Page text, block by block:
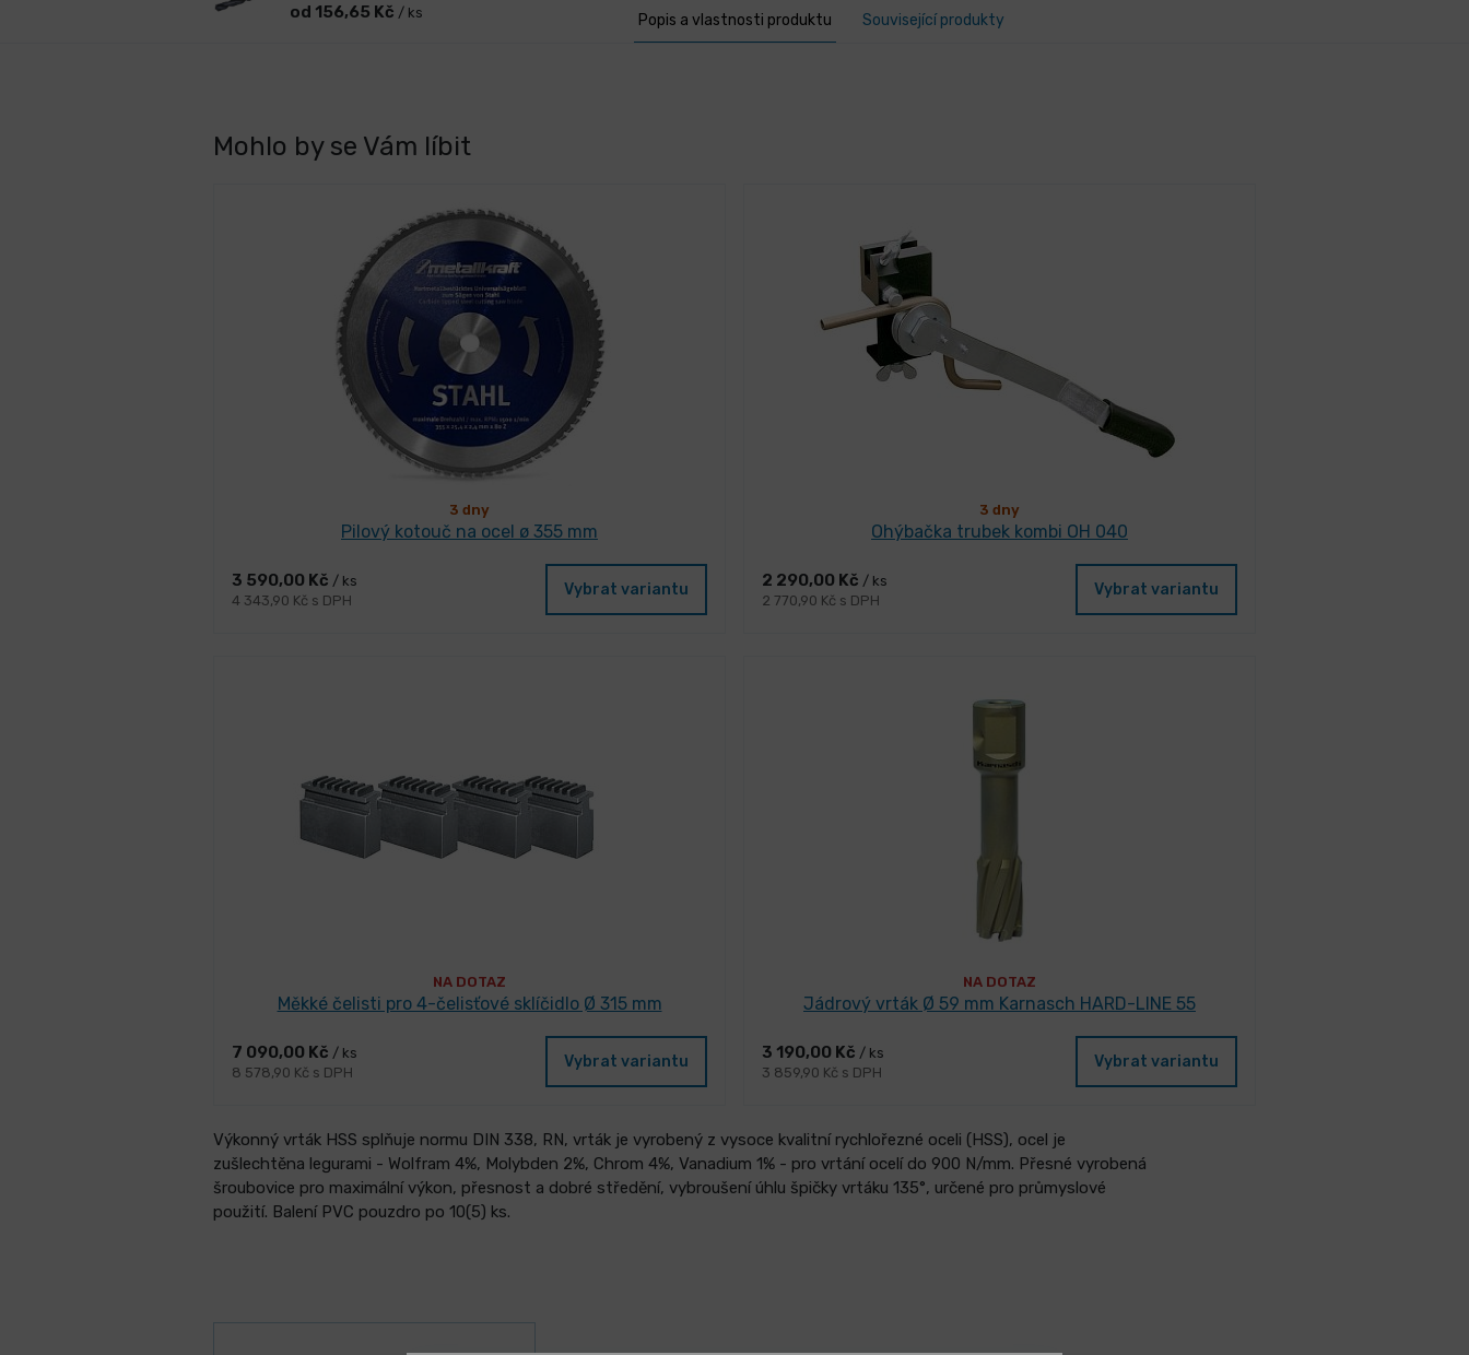
od 156,65 Kč / ks Popis a vlastnosti produktu Související produkty
Mohlo by se Vám líbit
3 dny
Pilový kotouč na ocel ø 355 mm
3 590,00 Kč / ks
4 343,90 Kč s DPH
Vybrat variantu
3 dny
Ohýbačka trubek kombi OH 040
2 290,00 Kč / ks
2 770,90 Kč s DPH
Vybrat variantu
NA DOTAZ
Měkké čelisti pro 4-čelisťové sklíčidlo Ø 315 mm
7 090,00 Kč / ks
8 578,90 Kč s DPH
Vybrat variantu
NA DOTAZ
Jádrový vrták Ø 59 mm Karnasch HARD-LINE 55
3 190,00 Kč / ks
3 859,90 Kč s DPH
Vybrat variantu
Výkonný vrták HSS splňuje normu DIN 338, RN, vrták je vyrobený z vysoce kvalitní rychlořezné oceli (HSS), ocel je
zušlechtěna legurami - Wolfram 4%, Molybden 2%, Chrom 4%, Vanadium 1% - pro vrtání ocelí do 900 N/mm. Přesné vyrobená
šroubovice pro maximální výkon, přesnost a dobré středění, vybroušení úhlu špičky vrtáku 135°, určené pro průmyslové
použití. Balení PVC pouzdro po 10(5) ks.